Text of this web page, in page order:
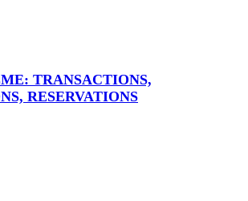
TRANSACTIONS,
RESERVATIONS